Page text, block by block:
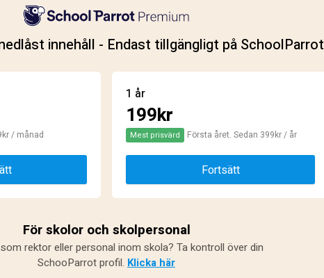
innehåll - Endast tillgängligt på SchoolParrot
/ månad
1 år
199kr
Mest prisvärd Första året. Sedan 399kr / år
Fortsätt
För skolor och skolpersonal
rektor eller personal inom skola? Ta kontroll över din
SchooParrot profil. Klicka här